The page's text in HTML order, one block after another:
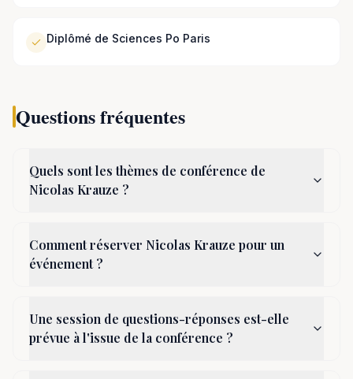
Diplômé de Sciences Po Paris
Questions fréquentes
Quels sont les thèmes de conférence de
Nicolas Krauze ?
Comment réserver Nicolas Krauze pour un
événement ?
Une session de questions-réponses est-elle
prévue à l'issue de la conférence ?